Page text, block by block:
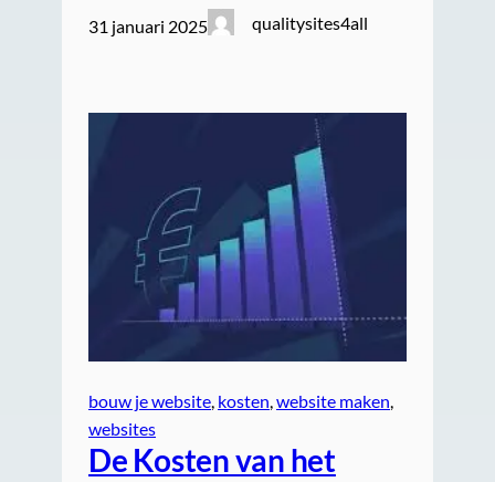
31 januari 2025 qualitysites4all
bouw je website kosten website maken
websites
De Kosten van het